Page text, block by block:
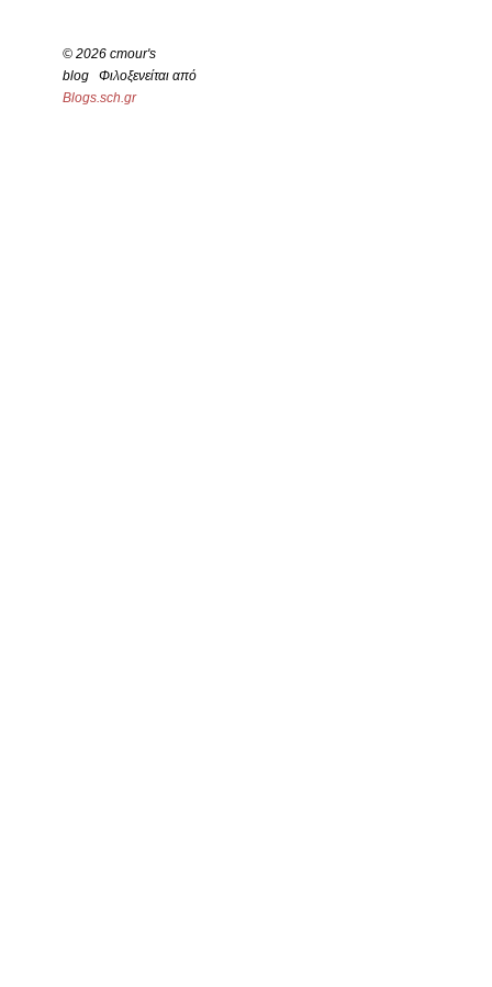
© 2026 cmour's
blog Φιλοξενείται από
Blogs.sch.gr